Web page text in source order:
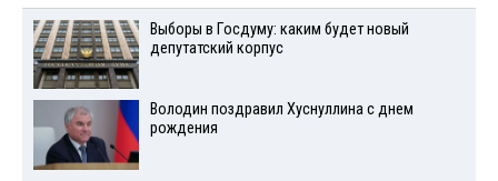
Выборы в Госдуму: каким будет новый
депутатский корпус
Володин поздравил Хуснуллина с днем
рождения